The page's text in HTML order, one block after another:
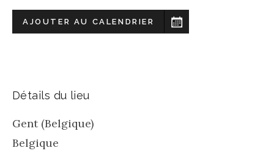
AJOUTER AU CALENDRIER
Détails du lieu
Gent (Belgique)
Belgique